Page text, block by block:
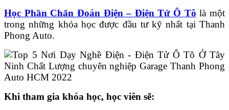
Học Phần Chẩn Đoán Điện – Điện Tử Ô Tô là một
trong những khóa học được đầu tư kỹ nhất tại Thanh
Phong Auto.
Khi tham gia khóa học, học viên sẽ: